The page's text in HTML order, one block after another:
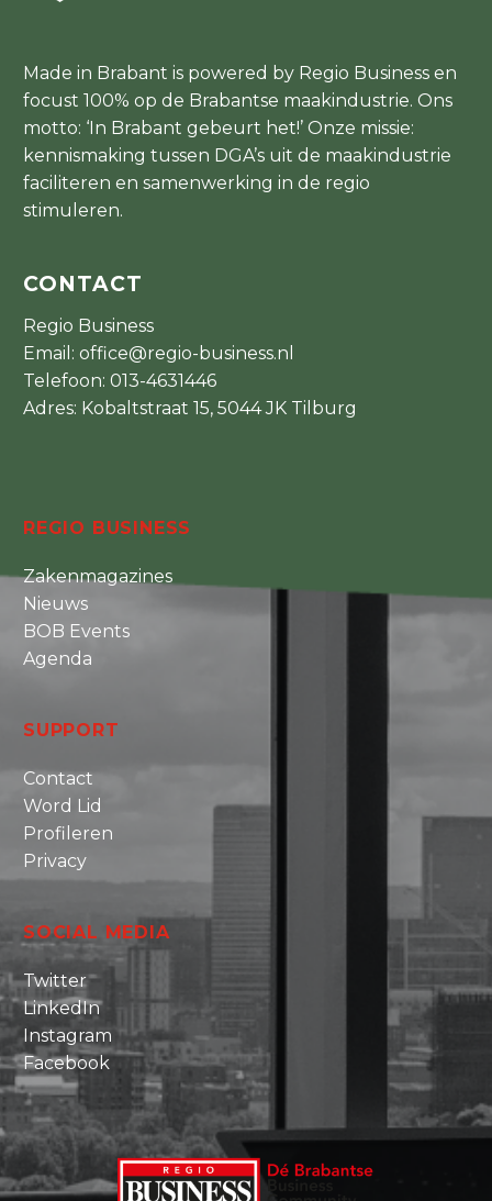
Made in Brabant is powered by Regio Business en
focust 100% op de Brabantse maakindustrie. Ons
motto: ‘In Brabant gebeurt het!’ Onze missie:
kennismaking tussen DGA’s uit de maakindustrie
faciliteren en samenwerking in de regio
stimuleren.
CONTACT
Regio Business
Email: office@regio-business.nl
Telefoon: 013-4631446
Adres: Kobaltstraat 15, 5044 JK Tilburg
REGIO BUSINESS
Zakenmagazines
Nieuws
BOB Events
Agenda
SUPPORT
Contact
Word Lid
Profileren
Privacy
SOCIAL MEDIA
Twitter
LinkedIn
Instagram
Facebook